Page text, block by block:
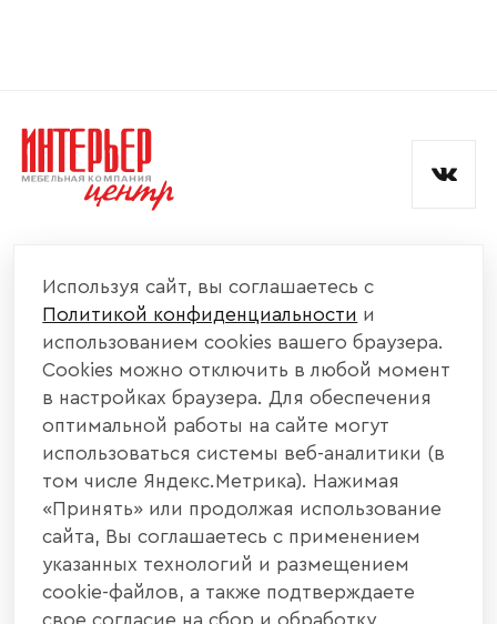
КАТАЛОГ МЕБЕЛИ
ИНФОРМАЦИЯ
НАШИ КОНТАКТЫ
+7 800 700 20 58
440004, г. Пенза, ул. Рябова, д. 31
и обработкой данных.
Используя сайт, вы соглашаетесь с
Политикой конфиденциальности и
использованием cookies вашего браузера.
Cookies можно отключить в любой момент
в настройках браузера. Для обеспечения
оптимальной работы на сайте могут
использоваться системы веб-аналитики (в
том числе Яндекс.Метрика). Нажимая
«Принять» или продолжая использование
сайта, Вы соглашаетесь с применением
указанных технологий и размещением
cookie-файлов, а также подтверждаете